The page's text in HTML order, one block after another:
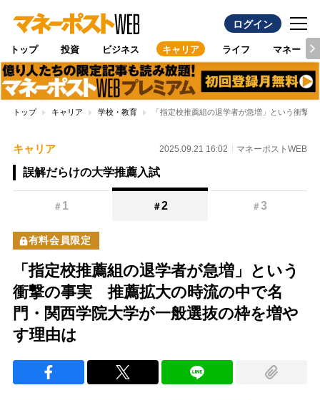
ログイン
トップ 投資 ビジネス キャリア ライフ マネー
トップ キャリア 学校・教育 「指定校推薦組の退学者が急増」という衝撃
キャリア 2025.09.21 16:02 マネーポストWEB
誤解だらけの大学推薦入試
＃ 1 ＃2 ＃3
有料会員限定
「指定校推薦組の退学者が急増」という
衝撃の事実 推薦拡大の時流の中で名
門・関西学院大学が一般選抜の枠を増や
す理由は